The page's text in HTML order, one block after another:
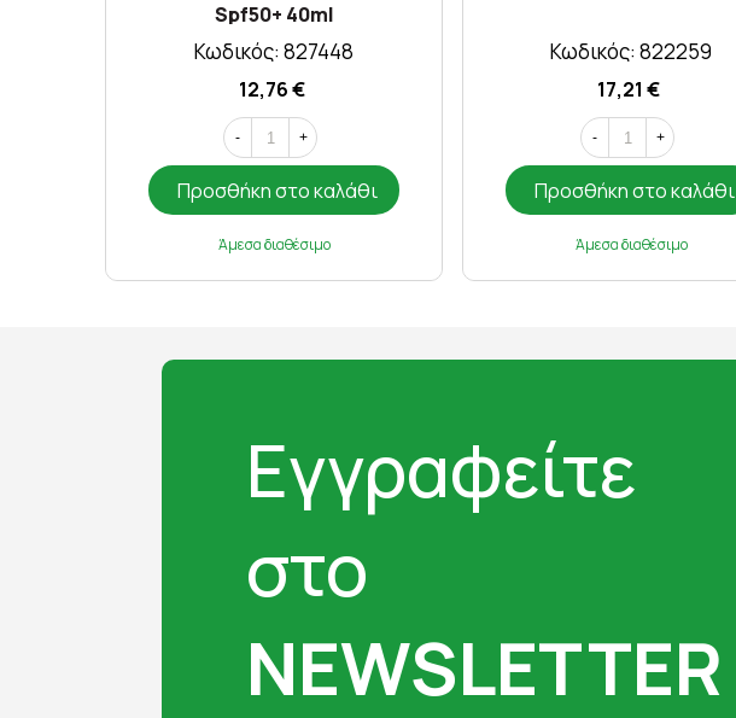
Spf50+ 40ml
Κωδικός: 827448
12,76 €
- +
Προσθήκη στο καλάθι
Άμεσα διαθέσιμο
Κωδικός: 822259
17,21 €
- +
Προσθήκη στο καλάθι
Άμεσα διαθέσιμο
Εγγραφείτε
στο
NEWSLETTER